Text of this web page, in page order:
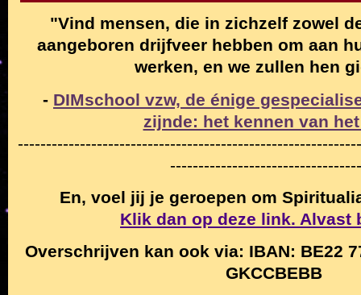
"Vind mensen, die in zichzelf zowel
aangeboren drijfveer hebben om aan
werken, en we zullen hen
- DIMschool vzw, de énige
zijnde: het kennen van
En, voel jij je geroepen om
Klik dan op deze link. Alvast
Overschrijven kan ook via: IBAN: BE22
GKCCBEBB